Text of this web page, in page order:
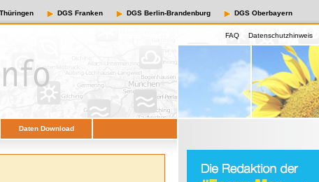
DGS Franken DGS Berlin-Brandenburg DGS Oberbayern
FAQ Datenschutzhinweis
Daten Download